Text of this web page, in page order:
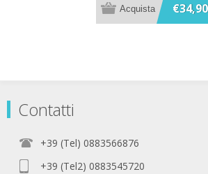
€34,90
Contatti
+39 (Tel) 0883566876
+39 (Tel2) 0883545720